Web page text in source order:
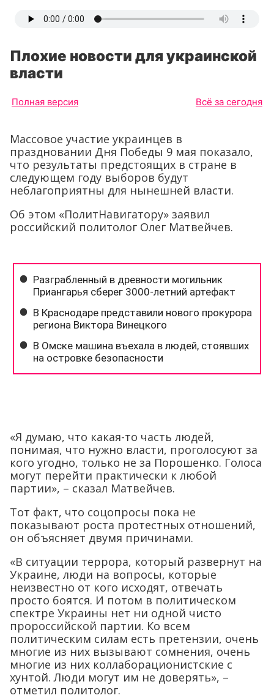
Плохие новости для украинской
власти
Полная версия Всё за сегодня
Массовое участие украинцев в
праздновании Дня Победы 9 мая показало,
что результаты предстоящих в стране в
следующем году выборов будут
неблагоприятны для нынешней власти.
Об этом «ПолитНавигатору» заявил
российский политолог Олег Матвейчев.
«Я думаю, что какая-то часть людей,
понимая, что нужно власти, проголосуют за
кого угодно, только не за Порошенко. Голоса
могут перейти практически к любой
партии», – сказал Матвейчев.
Тот факт, что соцопросы пока не
показывают роста протестных отношений,
он объясняет двумя причинами.
«В ситуации террора, который развернут на
Украине, люди на вопросы, которые
неизвестно от кого исходят, отвечать
просто боятся. И потом в политическом
спектре Украины нет ни одной чисто
пророссийской партии. Ко всем
политическим силам есть претензии, очень
многие из них вызывают сомнения, очень
многие из них коллаборационистские с
хунтой. Люди могут им не доверять», –
отметил политолог.